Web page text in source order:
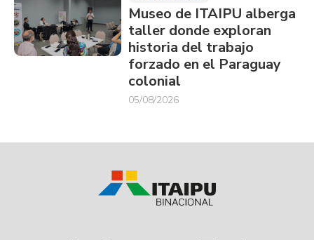
Museo de ITAIPU alberga
taller donde exploran
historia del trabajo
forzado en el Paraguay
colonial
05/08/2026